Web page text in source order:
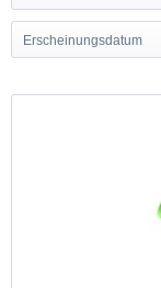
Erscheinungsdatum